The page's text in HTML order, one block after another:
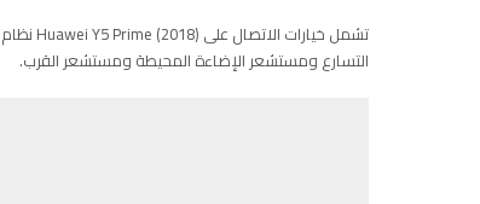
التسارع ومستشعر الإضاءة المحيطة ومستشعر القرب.